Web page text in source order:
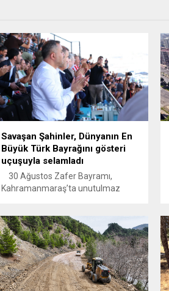
Savaşan Şahinler, Dünyanın En
Büyük Türk Bayrağını gösteri
uçuşuyla selamladı
30 Ağustos Zafer Bayramı,
Kahramanmaraş’ta unutulmaz
Ahir Dağı’nın zirvesinde yapımına
başlanan ve 30 Ağustos tarihi
itibarıyla tamamlanan dünyanın en
büyük Türk bayrağı, gökyüzünde
adeta destansı bir buluşmaya
şahitlik etti. Kahramanmaraş, 30